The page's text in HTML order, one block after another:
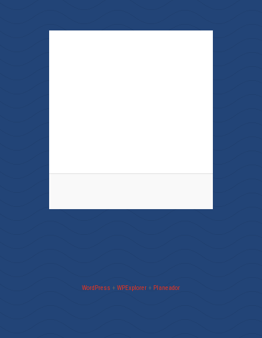
WordPress + WPExplorer + Planeador